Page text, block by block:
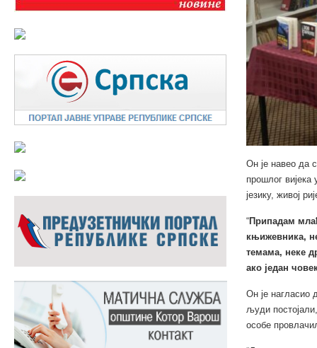
Он је навео да
прошлог вијека
језику, живој
“Припадам
књижевника,
темама, неке
ако један
Он је нагласио
људи
особе